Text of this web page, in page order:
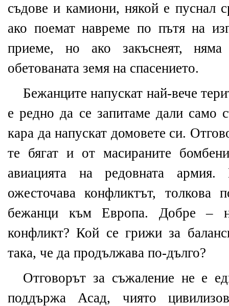
съдове и камиони, някой е пуснал
ако поемат навреме по пътя на
приеме, но ако закъснеят,
обетованата земя на спасението.
Бежанците напускат най-вече
е редно да се запитаме дали само
кара да напускат домовете си.
те бягат и от масираните
авиацията на редовната
ожесточава конфликтът, толкова
бежанци към Европа. Добре –
конфликт? Кой се грижи за
така, че да продължава по-дълго?
Отговорът за съжаление не е
поддържа Асад, чиято